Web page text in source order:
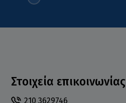
Στοιχεία επικοινωνίας
210 3629746